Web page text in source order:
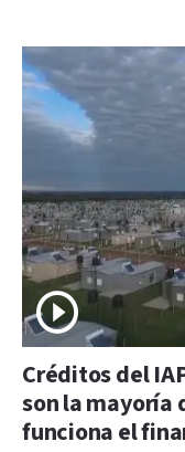
Créditos del
son la mayoría
funciona el